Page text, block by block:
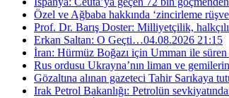
Özel ve Ağbaba hakkında ‘zincirleme
Prof. Dr. Barış Doster: Milliyetçilik,
Erkan Saltan: O Geçti…04.08.2026 21:15
İran: Hürmüz Boğazı için Umman ile süren
Rus ordusu Ukrayna’nın liman ve
Gözaltına alınan gazeteci Tahir Sarıkaya
Irak Petrol Bakanlığı: Petrolün